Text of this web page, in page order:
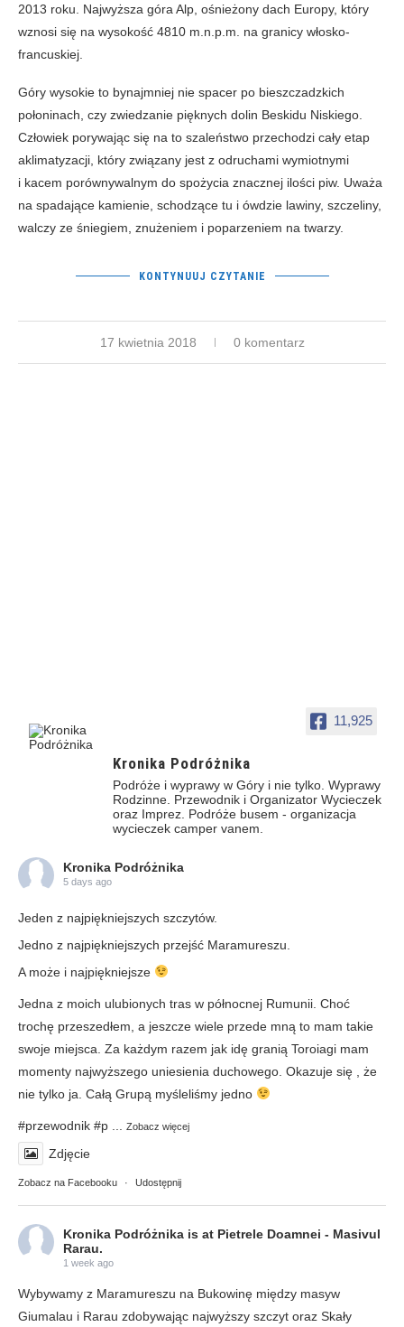
2013 roku. Najwyższa góra Alp, ośnieżony dach Europy, który
wznosi się na wysokość 4810 m.n.p.m. na granicy włosko-
francuskiej.
Góry wysokie to bynajmniej nie spacer po bieszczadzkich
połoninach, czy zwiedzanie pięknych dolin Beskidu Niskiego.
Człowiek porywając się na to szaleństwo przechodzi cały etap
aklimatyzacji, który związany jest z odruchami wymiotnymi
i kacem porównywalnym do spożycia znacznej ilości piw. Uważa
na spadające kamienie, schodzące tu i ówdzie lawiny, szczeliny,
walczy ze śniegiem, znużeniem i poparzeniem na twarzy.
KONTYNUUJ CZYTANIE
17 kwietnia 2018 0 komentarz
11,925
Kronika Podróżnika
Podróże i wyprawy w Góry i nie tylko. Wyprawy
Rodzinne. Przewodnik i Organizator Wycieczek
oraz Imprez. Podróże busem - organizacja
wycieczek camper vanem.
Kronika Podróżnika
5 days ago
Jeden z najpiękniejszych szczytów.
Jedno z najpiękniejszych przejść Maramureszu.
A może i najpiękniejsze
Jedna z moich ulubionych tras w północnej Rumunii. Choć
trochę przeszedłem, a jeszcze wiele przede mną to mam takie
swoje miejsca. Za każdym razem jak idę granią Toroiagi mam
momenty najwyższego uniesienia duchowego. Okazuje się , że
nie tylko ja. Całą Grupą myśleliśmy jedno
#przewodnik #p Zobacz więcej
Zdjęcie
Zobacz na Facebooku · Udostępnij
Kronika Podróżnika is at Pietrele Doamnei - Masivul
Rarau.
1 week ago
Wybywamy z Maramureszu na Bukowinę między masyw
Giumalau i Rarau zdobywając najwyższy szczyt oraz Skały